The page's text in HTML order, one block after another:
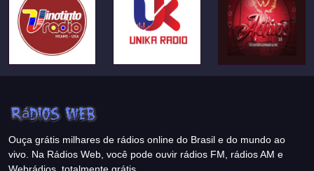
Ouça grátis milhares de rádios online do Brasil e do mundo ao
vivo. Na Rádios Web, você pode ouvir rádios FM, rádios AM e